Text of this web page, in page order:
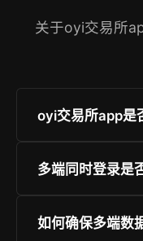
关于oyi交易所
oyi交易所app是
支持。只要使用
多端同时登录是
不影响。oyi采用
如何确保多端数